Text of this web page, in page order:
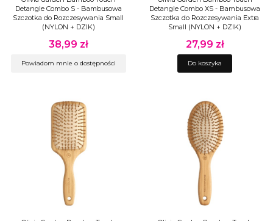
Detangle Combo S - Bambusowa
Szczotka do Rozczesywania Small
(NYLON + DZIK)
Cena
38,99 zł
Powiadom mnie o dostępności
Detangle Combo XS - Bambusowa
Szczotka do Rozczesywania Extra
Small (NYLON + DZIK)
Cena
27,99 zł
Do koszyka